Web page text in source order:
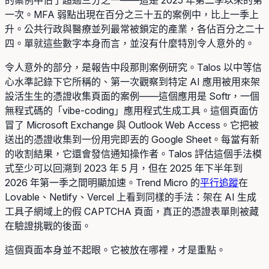
一次。MFA 弱點出現在百分之三十五的案例中，比上一季上
升。公共行政與醫療並列最常被鎖定的產業，各佔百分之二十
四。單就這些數字本身而言，並沒有什麼特別令人意外的。
令人意外的部分，是報告中段那則案例研究。Talos 以中等信
心水準記錄下它所稱的、第一次觀察到特定 AI 應用被用來架
設活生生的憑證收集頁面的案例——這個應用是 Softr，一個
無程式碼的「vibe-coding」應用程式生成工具。這個頁面仿
冒了 Microsoft Exchange 與 Outlook Web Access。它把被
送出的憑證收集到一份用完即丟的 Google Sheet。每當有新
的收割結果，它還會發信通知操作者。Talos 評估這個手法模
式至少可以回溯到 2023 年 5 月，但在 2025 年下半年到
2026 年第一季之間明顯加速。Trend Micro 的平行追蹤在
Lovable、Netlify、Vercel 上看到同樣的手法：架在 AI 生成
工具子網域上的假 CAPTCHA 頁面，真正的憑證表單則被藏
在驗證挑戰的後面。
這個頁面本身並不起眼。它被放在哪裡，才是重點。